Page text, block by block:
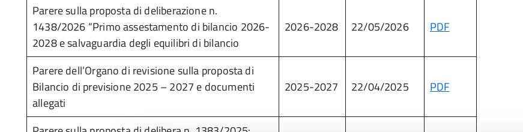
Parere sulla proposta di deliberazione n.
1438/2026 “Primo assestamento di bilancio 2026-
2028 e salvaguardia degli equilibri di bilancio
2026-2028 22/05/2026 PDF
Parere dell’Organo di revisione sulla proposta di
Bilancio di previsione 2025 – 2027 e documenti
allegati
2025-2027 22/04/2025 PDF